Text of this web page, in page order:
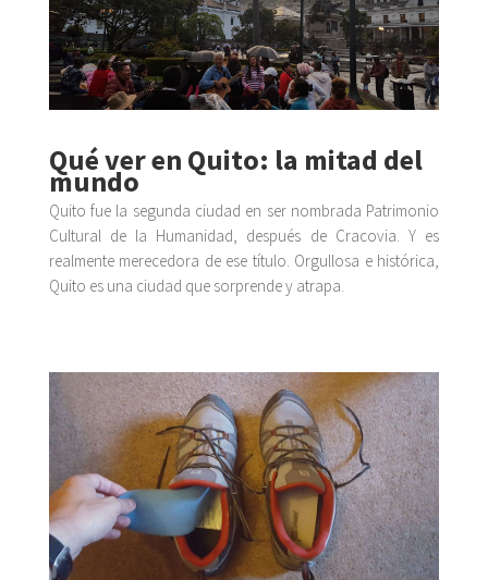
Qué ver en Quito: la mitad del
mundo
Quito fue la segunda ciudad en ser nombrada Patrimonio
Cultural de la Humanidad, después de Cracovia. Y es
realmente merecedora de ese título. Orgullosa e histórica,
Quito es una ciudad que sorprende y atrapa.